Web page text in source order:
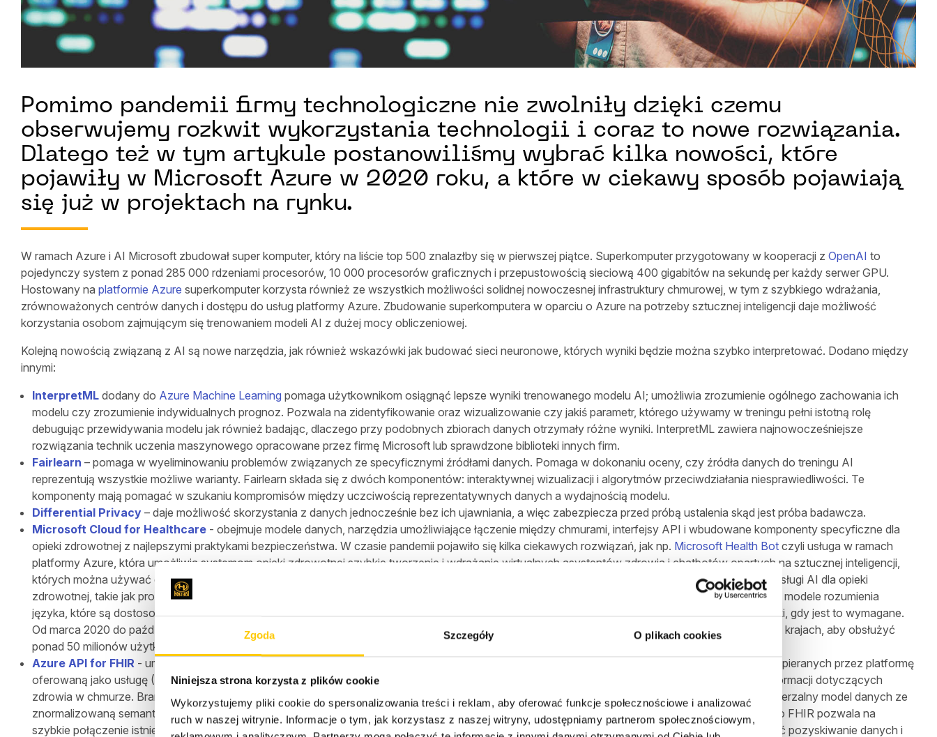
Zgoda Szczegóły O plikach cookies
Niniejsza strona korzysta z plików cookie
Wykorzystujemy pliki cookie do spersonalizowania treści i reklam, aby oferować funkcje społecznościowe i analizować
ruch w naszej witrynie. Informacje o tym, jak korzystasz z naszej witryny, udostępniamy partnerom społecznościowym,
Pomimo pandemii firmy technologiczne nie zwolniły dzięki czemu
obserwujemy rozkwit wykorzystania technologii i coraz to nowe rozwiązania.
Dlatego też w tym artykule postanowiliśmy wybrać kilka nowości, które
pojawiły w Microsoft Azure w 2020 roku, a które w ciekawy sposób pojawiają
się już w projektach na rynku.
W ramach Azure i AI Microsoft zbudował super komputer, który na liście top 500 znalazłby się w pierwszej piątce. Superkomputer przygotowany w kooperacji z OpenAI to
pojedynczy system z ponad 285 000 rdzeniami procesorów, 10 000 procesorów graficznych i przepustowością sieciową 400 gigabitów na sekundę per każdy serwer GPU.
Hostowany na platformie Azure superkomputer korzysta również ze wszystkich możliwości solidnej nowoczesnej infrastruktury chmurowej, w tym z szybkiego wdrażania,
zrównoważonych centrów danych i dostępu do usług platformy Azure. Zbudowanie superkomputera w oparciu o Azure na potrzeby sztucznej inteligencji daje możliwość
korzystania osobom zajmującym się trenowaniem modeli AI z dużej mocy obliczeniowej.
Kolejną nowością związaną z AI są nowe narzędzia, jak również wskazówki jak budować sieci neuronowe, których wyniki będzie można szybko interpretować. Dodano między
innymi:
InterpretML dodany do Azure Machine Learning pomaga użytkownikom osiągnąć lepsze wyniki trenowanego modelu AI; umożliwia zrozumienie ogólnego zachowania ich
modelu czy zrozumienie indywidualnych prognoz. Pozwala na zidentyfikowanie oraz wizualizowanie czy jakiś parametr, którego używamy w treningu pełni istotną rolę
debugując przewidywania modelu jak również badając, dlaczego przy podobnych zbiorach danych otrzymały różne wyniki. InterpretML zawiera najnowocześniejsze
rozwiązania technik uczenia maszynowego opracowane przez firmę Microsoft lub sprawdzone biblioteki innych firm.
Fairlearn – pomaga w wyeliminowaniu problemów związanych ze specyficznymi źródłami danych. Pomaga w dokonaniu oceny, czy źródła danych do treningu AI
reprezentują wszystkie możliwe warianty. Fairlearn składa się z dwóch komponentów: interaktywnej wizualizacji i algorytmów przeciwdziałania niesprawiedliwości. Te
komponenty mają pomagać w szukaniu kompromisów między uczciwością reprezentatywnych danych a wydajnością modelu.
Differential Privacy – daje możliwość skorzystania z danych jednocześnie bez ich ujawniania, a więc zabezpiecza przed próbą ustalenia skąd jest próba badawcza.
Microsoft Cloud for Healthcare - obejmuje modele danych, narzędzia umożliwiające łączenie między chmurami, interfejsy API i wbudowane komponenty specyficzne dla
opieki zdrowotnej z najlepszymi praktykami bezpieczeństwa. W czasie pandemii pojawiło się kilka ciekawych rozwiązań, jak np. Microsoft Health Bot czyli usługa w ramach
platformy Azure, która umożliwia systemom opieki zdrowotnej szybkie tworzenie i wdrażanie wirtualnych asystentów zdrowia i chatbotów opartych na sztucznej inteligencji,
których można używać do poprawienia procesów związanych z komunikacją, czy redukcją kosztów. Health Bot jest wyposażony we wbudowane usługi AI dla opieki
zdrowotnej, takie jak protokoły kliniczne i treści medyczne z zaufanych źródeł branżowych, szablony opieki zdrowotnej do szybkiego projektowania, modele rozumienia
języka, które są dostosowane do zrozumienia terminologii medycznej i klinicznej oraz bezproblemowe przekazywanie do chatbotów i usługi teleopieki, gdy jest to wymagane.
Od marca 2020 do października 2020 r. Microsoft Health Bot przeanalizował ponad 600 milionów wiadomości i wdrożył 2300 botów COVID-19 w 25 krajach, aby obsłużyć
ponad 50 milionów użytkowników w czasach, gdy call center były przeciążone.
Azure API for FHIR - umożliwia szybką wymianę danych za pośrednictwem interfejsów API Fast Healthcare Interoperability Resources (FHIR®), wspieranych przez platformę
oferowaną jako usługę (PaaS). Ułatwia każdemu, kto pracuje z danymi zdrowotnymi, pozyskiwanie, zarządzanie i przechowywanie chronionych informacji dotyczących
zdrowia w chmurze. Branża związana z opieką medyczną szybko przekształca dane zdrowotne do standardu FHIR®, który dostarcza solidny, rozszerzalny model danych ze
znormalizowaną semantyką i wymianą danych. Umożliwia on współpracę wszystkich systemów wykorzystujących FHIR. Przekształcenie danych do FHIR pozwala na
szybkie połączenie istniejących źródeł danych, takich jak systemy elektronicznych kart zdrowia lub wyniki badań. Najważniejsze, FHIR może uprościć pozyskiwanie danych i